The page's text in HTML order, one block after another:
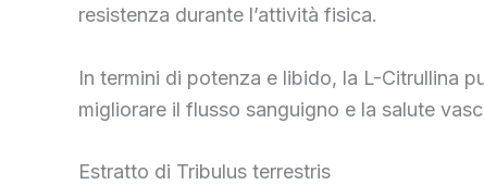
resistenza durante l’attività fisica.
In termini di potenza e libido, la L-Citrullina
migliorare il flusso sanguigno e la salute
Estratto di Tribulus terrestris